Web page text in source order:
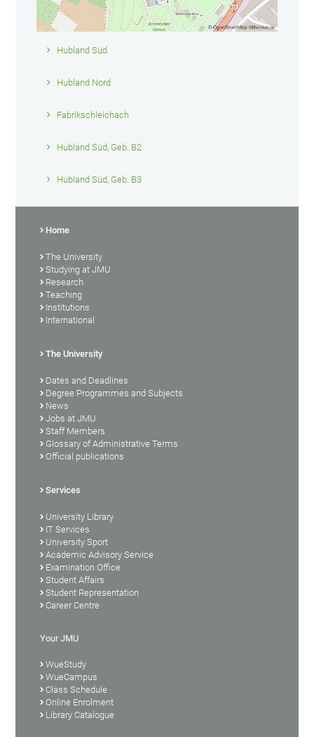
Hubland Süd
Hubland Nord
Fabrikschleichach
Hubland Süd, Geb. B2
Hubland Süd, Geb. B3
Home
The University
Studying at JMU
Research
Teaching
Institutions
International
The University
Dates and Deadlines
Degree Programmes and Subjects
News
Jobs at JMU
Staff Members
Glossary of Administrative Terms
Official publications
Services
University Library
IT Services
University Sport
Academic Advisory Service
Examination Office
Student Affairs
Student Representation
Career Centre
Your JMU
WueStudy
WueCampus
Class Schedule
Online Enrolment
Library Catalogue